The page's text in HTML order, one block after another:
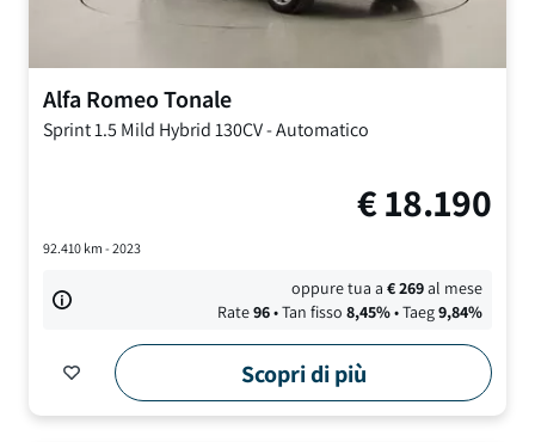
Alfa RomeoTonale
Sprint1.5 Mild Hybrid 130CV-Automatico
€18.190
92.410km - 2023
oppure tua a€269al mese
Rate96• Tan fisso 8,45%• Taeg9,84%
Scopri di più